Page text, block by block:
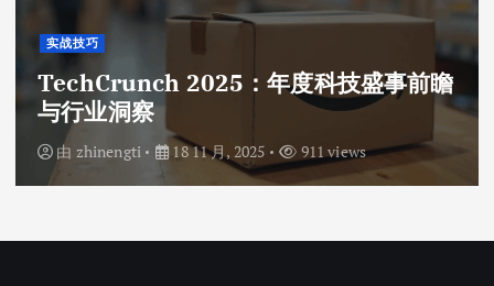
实战技巧
TechCrunch 2025：年度科技盛事前瞻
与行业洞察
由 zhinengti 18 11 月, 2025 911 views